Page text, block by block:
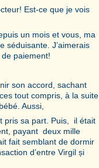
Est-ce que je vois
un mois et vous, ma
séduisante. J’aimerais
paiement!
son accord, sachant
tout compris, à la suite
Aussi,
pris sa part. Puis, il était
payant deux mille
fait semblant de dormir
d’entre Virgil și